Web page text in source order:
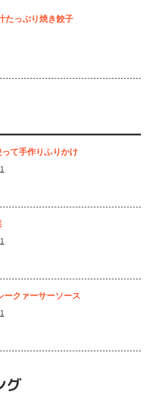
たっぷり焼き餃子
て⼿作りふりかけ
ークァーサーソース
グ